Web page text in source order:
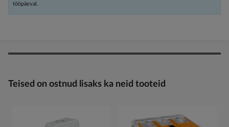
tööpäeval.
Teised on ostnud lisaks ka neid tooteid